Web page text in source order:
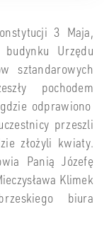
3 Maja,
Urzędu
sztandarowych
pochodem
odprawiono
przeszli
złożyli kwiaty.
Panią Józefę
Klimek
biura